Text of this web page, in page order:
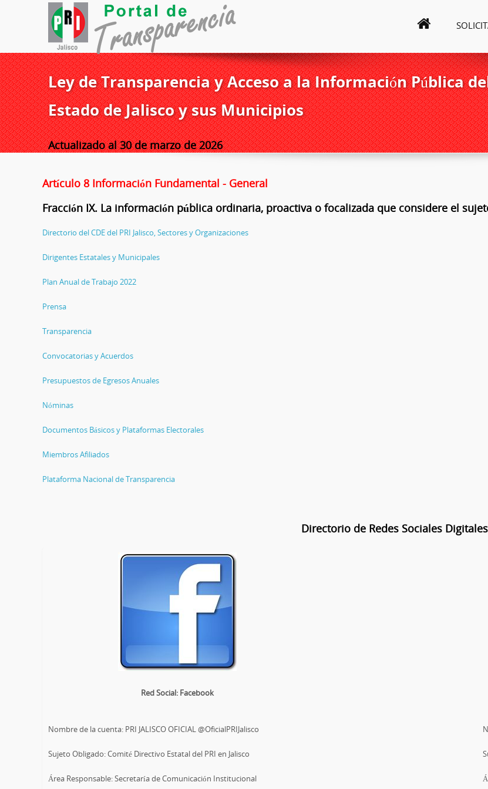
Ley de Transparencia y Acceso a la Información Pública
Estado de Jalisco y sus Municipios
Actualizado al 30 de marzo de 2026
Artículo 8 Información Fundamental - General
Fracción IX. La información pública ordinaria, proactiva o focalizada que considere el
Directorio del CDE del PRI Jalisco, Sectores y Organizaciones
Dirigentes Estatales y Municipales
Plan Anual de Trabajo 2022
Prensa
Transparencia
Convocatorias y Acuerdos
Presupuestos de Egresos Anuales
Nóminas
Documentos Básicos y Plataformas Electorales
Miembros Afiliados
Plataforma Nacional de Transparencia
Directorio de Redes Sociales Digitales
Red Social: Facebook
Nombre de la cuenta: PRI JALISCO OFICIAL @OficialPRIJalisco
Sujeto Obligado: Comité Directivo Estatal del PRI en Jalisco
Área Responsable: Secretaría de Comunicación Institucional